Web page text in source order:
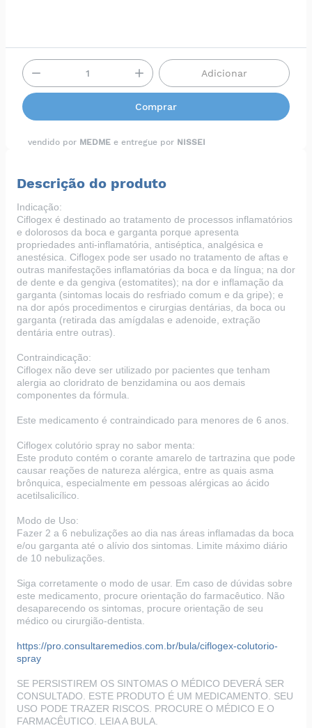
Adicionar
Comprar
vendido por MEDME e entregue por NISSEI
Descrição do produto
Indicação:
Ciflogex é destinado ao tratamento de processos inflamatórios
e dolorosos da boca e garganta porque apresenta
propriedades anti-inflamatória, antiséptica, analgésica e
anestésica. Ciflogex pode ser usado no tratamento de aftas e
outras manifestações inflamatórias da boca e da língua; na dor
de dente e da gengiva (estomatites); na dor e inflamação da
garganta (sintomas locais do resfriado comum e da gripe); e
na dor após procedimentos e cirurgias dentárias, da boca ou
garganta (retirada das amígdalas e adenoide, extração
dentária entre outras).
Contraindicação:
Ciflogex não deve ser utilizado por pacientes que tenham
alergia ao cloridrato de benzidamina ou aos demais
componentes da fórmula.
Este medicamento é contraindicado para menores de 6 anos.
Ciflogex colutório spray no sabor menta:
Este produto contém o corante amarelo de tartrazina que pode
causar reações de natureza alérgica, entre as quais asma
brônquica, especialmente em pessoas alérgicas ao ácido
acetilsalicílico.
Modo de Uso:
Fazer 2 a 6 nebulizações ao dia nas áreas inflamadas da boca
e/ou garganta até o alívio dos sintomas. Limite máximo diário
de 10 nebulizações.
Siga corretamente o modo de usar. Em caso de dúvidas sobre
este medicamento, procure orientação do farmacêutico. Não
desaparecendo os sintomas, procure orientação de seu
médico ou cirurgião-dentista.
https://pro.consultaremedios.com.br/bula/ciflogex-colutorio-
spray
SE PERSISTIREM OS SINTOMAS O MÉDICO DEVERÁ SER
CONSULTADO. ESTE PRODUTO É UM MEDICAMENTO. SEU
USO PODE TRAZER RISCOS. PROCURE O MÉDICO E O
FARMACÊUTICO. LEIA A BULA.